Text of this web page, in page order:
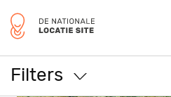
Filters>